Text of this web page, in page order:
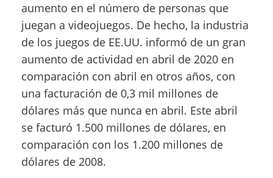
aumento en el número de personas que
juegan a videojuegos. De hecho, la industria
de los juegos de EE.UU. informó de un gran
aumento de actividad en abril de 2020 en
comparación con abril en otros años, con
una facturación de 0,3 mil millones de
dólares más que nunca en abril. Este abril
se facturó 1.500 millones de dólares, en
comparación con los 1.200 millones de
dólares de 2008.